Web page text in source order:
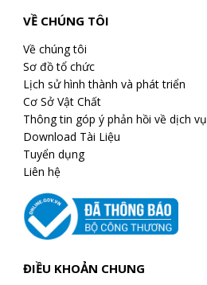
VỀ CHÚNG TÔI
Về chúng tôi
Sơ đồ tổ chức
Lịch sử hình thành và phát triển
Cơ Sở Vật Chất
Thông tin góp ý phản hồi về dịch vụ
Download Tài Liệu
Tuyển dụng
Liên hệ
ĐIỀU KHOẢN CHUNG